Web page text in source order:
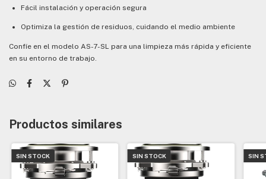
Fácil instalación y operación segura
Optimiza la gestión de residuos, cuidando el medio ambiente
Confíe en el modelo AS-7-SL para una limpieza más rápida y eficiente
en su entorno de trabajo.
Productos similares
SIN STOCK SIN STOCK SIN